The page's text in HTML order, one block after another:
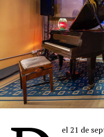
el 21 de